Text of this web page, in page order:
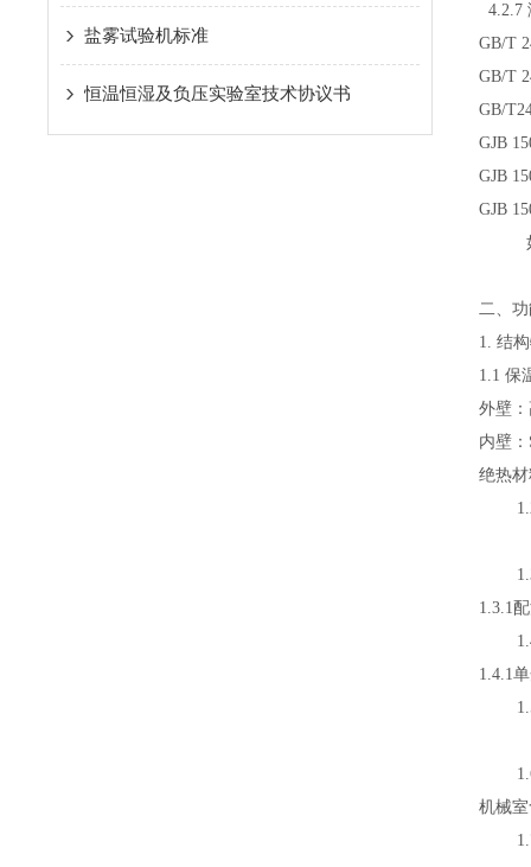
盐雾试验机标准
恒温恒湿及负压实验室技术协议书
4.2.7
GB/T
GB/T
GB/
GJB
GJB
GJB
如未
二、
1. 结
1.1 保
外壁
内壁
绝热
1.2
1.3
1.3.1
1.4
1.4.1
1.5
1.6
机械
1.7